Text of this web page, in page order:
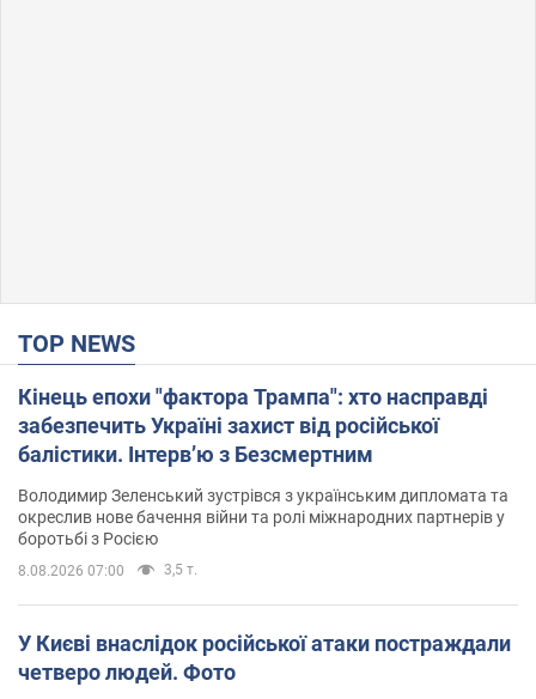
TOP NEWS
Кінець епохи "фактора Трампа": хто насправді
забезпечить Україні захист від російської
балістики. Інтерв’ю з Безсмертним
Володимир Зеленський зустрівся з українським дипломата та
окреслив нове бачення війни та ролі міжнародних партнерів у
боротьбі з Росією
8.08.2026 07:00 3,5 т.
У Києві внаслідок російської атаки постраждали
четверо людей. Фото